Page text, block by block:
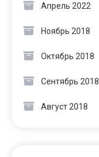
Апрель 2022
Ноябрь 2018
Октябрь 2018
Сентябрь 2018
Август 2018